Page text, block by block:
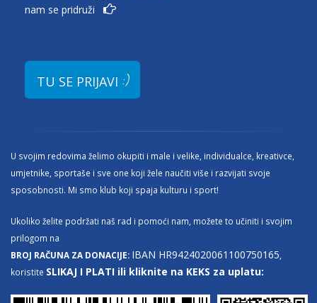
nam se pridruži
TU SE PRIJAVI :)
U svojim redovima želimo okupiti i male i velike, individualce, kreativce,
umjetnike, sportaše i sve one koji žele naučiti više i razvijati svoje
sposobnosti. Mi smo klub koji spaja kulturu i sport!
Ukoliko želite podržati naš rad i pomoći nam, možete to učiniti i svojim
prilogom na
BROJ RAČUNA ZA DONACIJE: IBAN HR9424020061100750165
koristite SLIKAJ I PLATI ili kliknite na KEKS za uplatu: